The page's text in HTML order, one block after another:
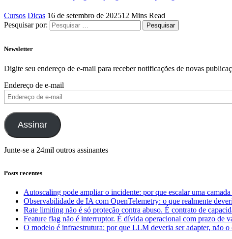
Cursos Dicas 16 de setembro de 202512 Mins Read
Pesquisar por:
Newsletter
Digite seu endereço de e-mail para receber notificações de novas
Endereço de e-mail
Assinar
Junte-se a 24mil outros assinantes
Posts recentes
Autoscaling pode ampliar o incidente: por que escalar uma
Observabilidade de IA com OpenTelemetry: o que realmente
Rate limiting não é só proteção contra abuso. É contrato de
Feature flag não é interruptor. É dívida operacional com prazo de
O modelo é infraestrutura: por que LLM deveria ser adapter, não o